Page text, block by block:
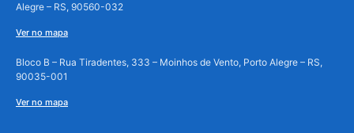
Alegre – RS, 90560-032
Ver no mapa
Bloco B – Rua Tiradentes, 333 – Moinhos de Vento, Porto Alegre – RS,
90035-001
Ver no mapa